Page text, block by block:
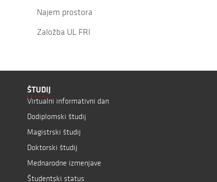
Najem prostora
Založba UL FRI
ŠTUDIJ
Virtualni informativni dan
Dodiplomski študij
Magistrski študij
Doktorski študij
Mednarodne izmenjave
Študentski status